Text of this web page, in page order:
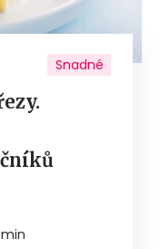
Snadné